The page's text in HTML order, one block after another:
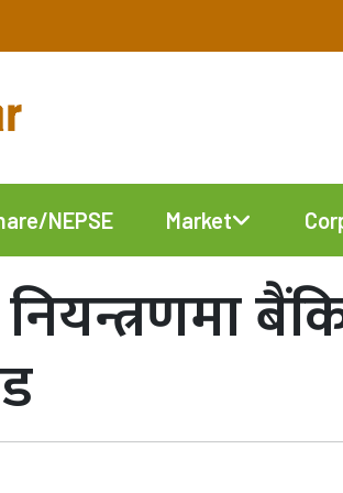
NEPSE Market